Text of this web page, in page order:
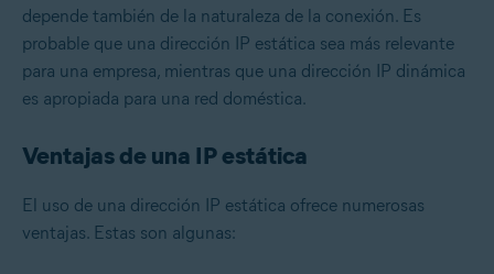
depende también de la naturaleza de la conexión. Es
probable que una dirección IP estática sea más relevante
para una empresa, mientras que una dirección IP dinámica
es apropiada para una red doméstica.
Ventajas de una IP estática
El uso de una dirección IP estática ofrece numerosas
ventajas. Estas son algunas: